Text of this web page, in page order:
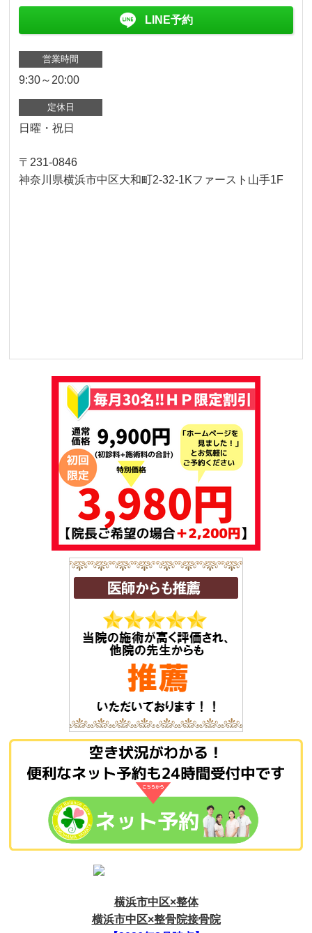
LINE予約
営業時間
9:30～20:00
定休日
日曜・祝日
〒231-0846
神奈川県横浜市中区大和町2-32-1Kファースト山手1F
横浜市中区×整体
横浜市中区×整骨院接骨院